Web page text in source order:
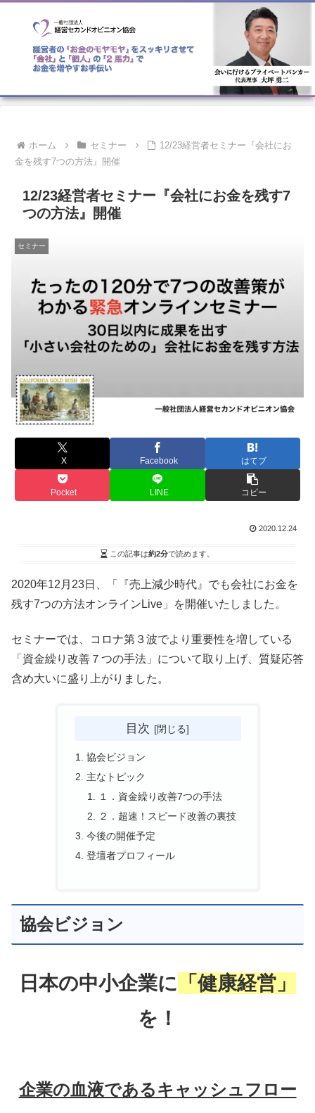
ホーム セミナー
12/23経営者セミナー『会社にお
金を残す7つの方法』開催
12/23経営者セミナー『会社にお金を残す7
つの方法』開催
セミナー
X Facebook はてブ
Pocket LINE コピー
2020.12.24
この記事は約2分で読めます。
2020年12月23日、「『売上減少時代』でも会社にお金を
残す7つの方法オンラインLive」を開催いたしました。
セミナーでは、コロナ第３波でより重要性を増している
「資金繰り改善７つの手法」について取り上げ、質疑応答
含め大いに盛り上がりました。
目次
協会ビジョン
主なトピック
１．資金繰り改善7つの手法
２．超速！スピード改善の裏技
今後の開催予定
登壇者プロフィール
協会ビジョン
日本の中小企業に 「健康経営」
を！
企業の血液であるキャッシュフロー